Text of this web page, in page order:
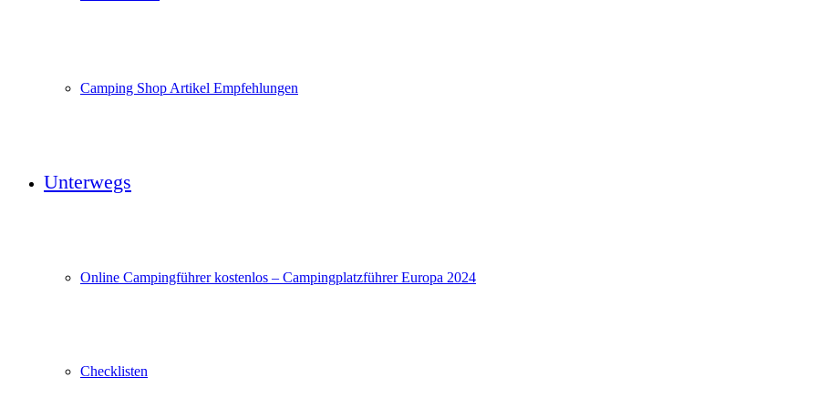
Camping Shop Artikel Empfehlungen
Unterwegs
Online Campingführer kostenlos – Campingplatzführer Europa 2024
Checklisten